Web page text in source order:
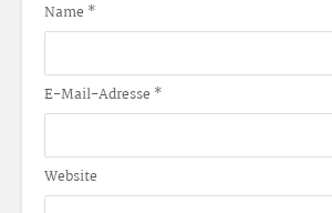
Name *
E-Mail-Adresse *
Website